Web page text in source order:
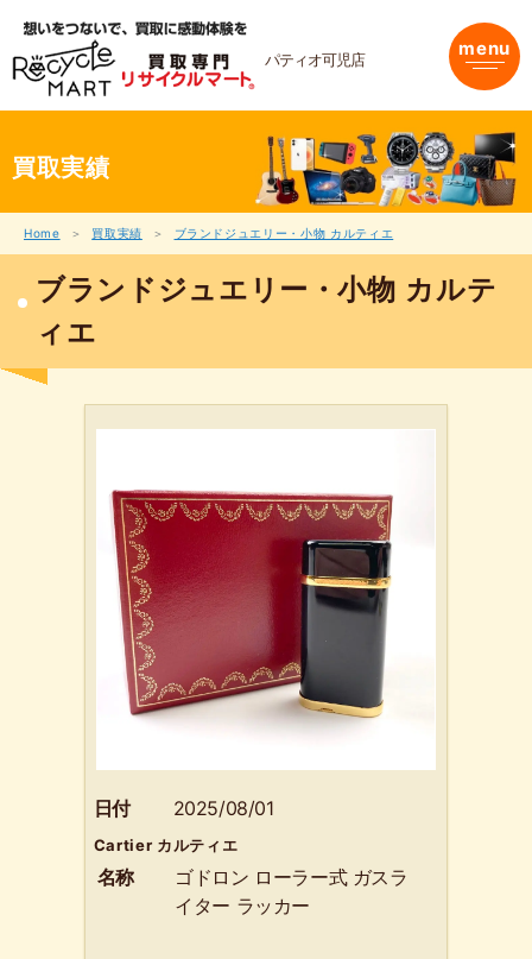
を
ス
パティオ可児店 menu
買取実績
Home 買取実績 ブランドジュエリー・小物 カルティエ
ブランドジュエリー・小物 カルテ
ィエ
日付 2025/08/01
Cartier カルティエ
名称
ゴドロン ローラー式 ガスラ
イター ラッカー